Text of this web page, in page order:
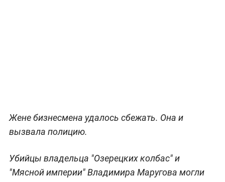
Жене бизнесмена удалось сбежать. Она и
вызвала полицию.
Убийцы владельца "Озерецких колбас" и
"Мясной империи" Владимира Маругова могли